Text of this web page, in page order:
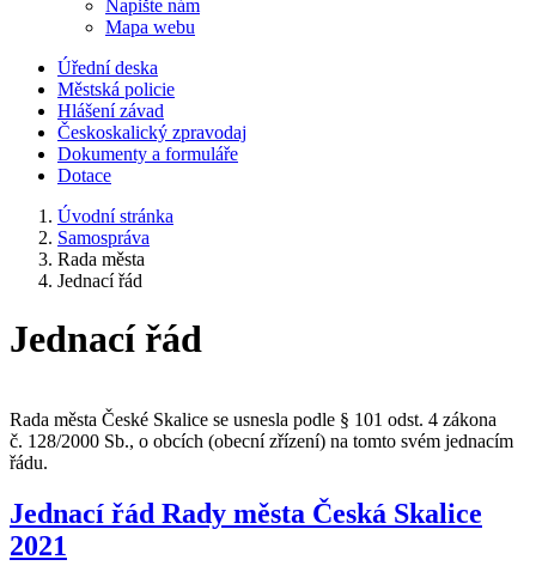
Napište nám
Mapa webu
Úřední deska
Městská policie
Hlášení závad
Českoskalický zpravodaj
Dokumenty a formuláře
Dotace
Úvodní stránka
Samospráva
Rada města
Jednací řád
Jednací řád
Rada města České Skalice se usnesla podle § 101 odst. 4 zákona
č. 128/2000 Sb., o obcích (obecní zřízení) na tomto svém jednacím
řádu.
Jednací řád Rady města Česká Skalice
2021